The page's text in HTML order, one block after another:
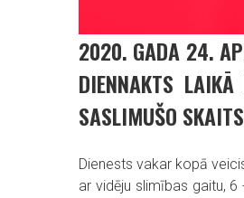
2020. GADA 24.
DIENNAKTS
SASLIMUŠO
Dienests vakar kopā
ar vidēju slimības gaitu,